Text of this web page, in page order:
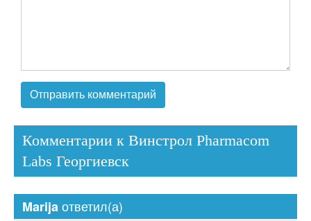
Комментарии к Винстрол Pharmacom
Labs Георгиевск
Marijaответил(а)